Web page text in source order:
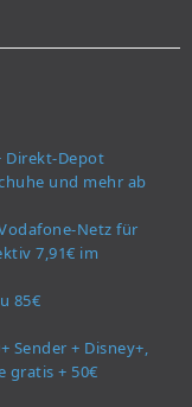
Direkt-Depot
und mehr ab
Netz für
7,91€ im
85€
Sender + Disney+,
gratis + 50€